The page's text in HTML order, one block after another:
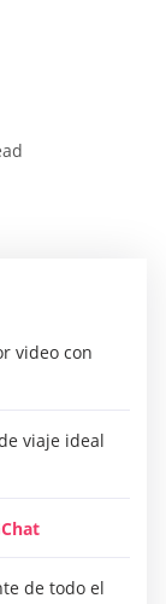
video con
viaje ideal
de todo el